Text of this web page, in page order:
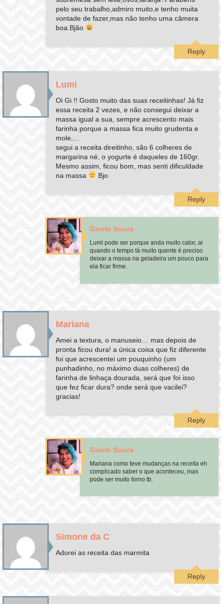
pelo seu trabalho,admiro muito,e tenho muita
vontade de fazer,mas não tenho uma câmera
boa.Bjão
Reply
Lumi
Oi Gi !! Gosto muito das suas receitinhas! Já fiz
essa receita 2 vezes, e não consegui deixar a
massa igual a sua, sempre acrescento mais
farinha porque a massa fica muito grudenta e
mole,…
segui a receita direitinho, são 6 colheres de
margarina né, o yogurte é daqueles de 160gr.
Mesmo assim, ficou bom, mas senti dificuldade
na massa
Bjo
Reply
Gisele Souza
Lumi pode ser porque anda muito calor, ai
quando o tempo tá muito quente é preciso
deixar a massa na geladeira um pouco para
ela ficar firme.
Mariana
Amei a textura, o manuseio… mas depois de
pronta ficou dura! a única coisa que fiz diferente
foi que acrescentei um pouquinho (um
punhadinho, no máximo duas colheres) de
farinha de linhaça dourada, será que foi isso
que fez ficar dura? onde será que vacilei?
gracias!
Reply
Gisele Souza
Mariana como teve mudanças na receita eh
complicado saber o que aconteceu, mas
pode ser muito forno tb.
Simone da C
Adorei as receita das marmita
Reply